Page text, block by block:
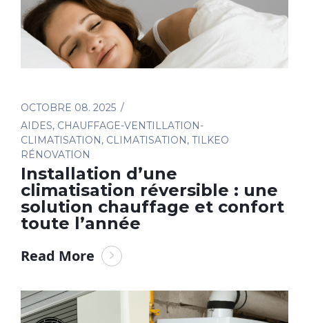
OCTOBRE 08. 2025
AIDES, CHAUFFAGE-VENTILLATION-
CLIMATISATION, CLIMATISATION, TILKEO
RÉNOVATION
Installation d’une
climatisation réversible : une
solution chauffage et confort
toute l’année
Read More